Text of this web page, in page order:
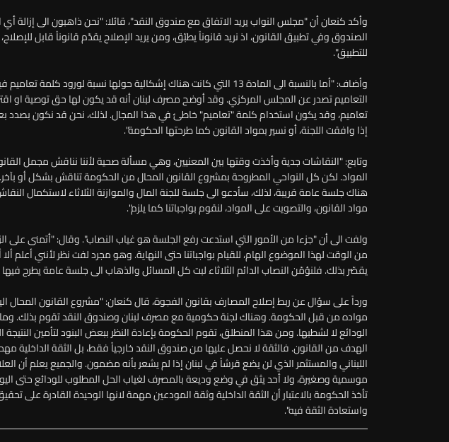
وأكد كنعان أن "مجلس النواب يريد الاتفاق مع صندوق النقد"، قائلا: "نحن ذاهبون الى إزالة
الصندوق وفي تطبيق القانون، اذ نريد قانوناً يطبّق، ومن يريد الإصلاح يقدّم قانوناً قابل
للتطبيق".
وأضاف: "أما بالنسبة الى المادة 13 التي كانت هناك إشكالية حولها نسبة لورود
التعاميم تصدر عن المجلس المركزي. وقد أوضح مصرف لبنان أنه قد يكون لها حق توصية او
تعاميم، وقد يكون استخدام كلمة "تعاميم" خاطئ في هذا المجال. لذلك، نحن قد نكون بصدد
إذا وافقت اللجنة، أو نسير بمواد القانون كما طرحتها الحكومة".
وتابع: "النقاشات جدية وأخذت وقتها بين المعنيين، وهي مسألة صحية لأننا نناقش مجمل
المواد. لكن كل النواحي المطروحة بمشروع القانون المحال من الحكومة تناقش بشكل أو
هناك جلسة عامة قريبة، لذلك، سأدعو الى جلسة للجنة المال والموازنة الثلاثاء لاستكمال
مواد القانون، والتصويت على المواد، لنقوم بواجباتنا كما يلزم".
ولفت الى أن "جزءا من الأمور التي استدعت رفع الجلسة هو غياب النصاب". وقال: "أتمنى على
من الوقت لهذا الموضوع الهام، للقيام بواجباتنا حتى النهاية. وهو مجرد لفت نظر لأنني أعلم
يقصّر بذلك. فلنؤمّن النصاب الدائم الثلاثاء لبت كل المسائل والذهاب الى جلسة عامة يطرح فيها
ورداً على سؤال عن ربط إصلاح المصارف بقانون الفجوة، قال كنعان: "مشروع القانون المحال
مواده من قبل الحكومة. وهناك لجنة حكومية مع مصرف لبنان وصندوق النقد تقوم بذلك. وما
الودائع لا لشطبها. ومن هذا المنطلق، تقوم الحكومة بإعادة النظر ببعض البنود لتأمين النتيجة
الهدف من القانون. فالثقة لا نحصل عليها من صندوق النقد خارجياً فقط، بل الثقة الداخلية
اللبناني والمستثمر الذي لن يضع قرشاً في لبنان إذا لم يشعر بأنه مضمون. والجميع يعلم أن
موسمية وصغيرة، ولا أحد يثق في وضع وديعة بالمصرف لغياب الحل المطلوب للودائع حتى
تأخذ الحكومة بالاعتبار أن الثقة الداخلية وثقة المودعين مهمة لانها الوحيدة القادرة على
واستعادة الثقة فيه".